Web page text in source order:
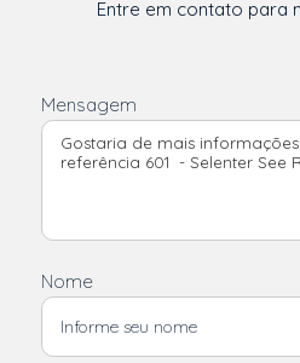
Entre em contato para
Mensagem
Nome